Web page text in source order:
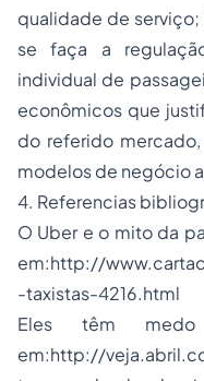
qualidade de
se faça a
individual de
econômicos que
do referido
modelos de negócio
4. Referencias
O Uber e o mito da
em:http://
-taxistas-4216.html
Eles têm
em:http://